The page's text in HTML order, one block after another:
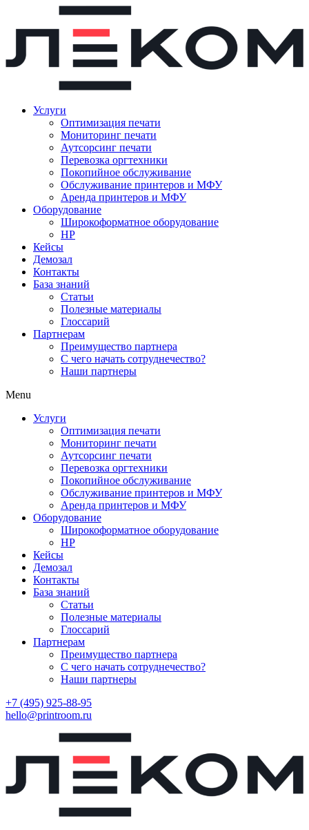
Услуги
Оптимизация печати
Мониторинг печати
Аутсорсинг печати
Перевозка оргтехники
Покопийное обслуживание
Обслуживание принтеров и МФУ
Аренда принтеров и МФУ
Оборудование
Широкоформатное оборудование
HP
Кейсы
Демозал
Контакты
База знаний
Статьи
Полезные материалы
Глоссарий
Партнерам
Преимущество партнера
С чего начать сотруднечество?
Наши партнеры
Menu
Услуги
Оптимизация печати
Мониторинг печати
Аутсорсинг печати
Перевозка оргтехники
Покопийное обслуживание
Обслуживание принтеров и МФУ
Аренда принтеров и МФУ
Оборудование
Широкоформатное оборудование
HP
Кейсы
Демозал
Контакты
База знаний
Статьи
Полезные материалы
Глоссарий
Партнерам
Преимущество партнера
С чего начать сотруднечество?
Наши партнеры
+7 (495) 925-88-95
hello@printroom.ru